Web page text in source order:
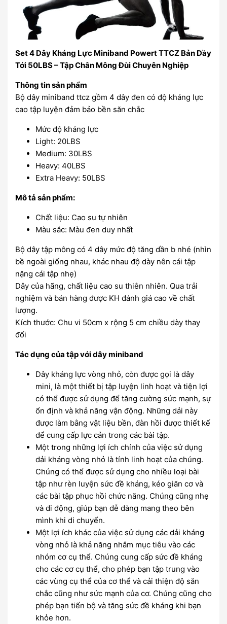
Set 4 Dây Kháng Lực Miniband Powert TTCZ Bản Dầy
Tới 50LBS – Tập Chân Mông Đùi Chuyên Nghiệp
Thông tin sản phẩm
Bộ dây miniband ttcz gồm 4 dây đen có độ kháng lực
cao tập luyện đảm bảo bền săn chắc
Mức độ kháng lực
Light: 20LBS
Medium: 30LBS
Heavy: 40LBS
Extra Heavy: 50LBS
Mô tả sản phẩm:
Chất liệu: Cao su tự nhiên
Màu sắc: Màu đen duy nhất
Bộ dây tập mông có 4 dây mức độ tăng dần b nhé (nhìn
bề ngoài giống nhau, khác nhau độ dày nên cái tập
nặng cái tập nhẹ)
Dây của hãng, chất liệu cao su thiên nhiên. Qua trải
nghiệm và bán hàng được KH đánh giá cao về chất
lượng.
Kích thước: Chu vi 50cm x rộng 5 cm chiều dày thay
đổi
Tác dụng của tập với dây miniband
Dây kháng lực vòng nhỏ, còn được gọi là dây
mini, là một thiết bị tập luyện linh hoạt và tiện lợi
có thể được sử dụng để tăng cường sức mạnh, sự
ổn định và khả năng vận động. Những dải này
được làm bằng vật liệu bền, đàn hồi được thiết kế
để cung cấp lực cản trong các bài tập.
Một trong những lợi ích chính của việc sử dụng
dải kháng vòng nhỏ là tính linh hoạt của chúng.
Chúng có thể được sử dụng cho nhiều loại bài
tập như rèn luyện sức đề kháng, kéo giãn cơ và
các bài tập phục hồi chức năng. Chúng cũng nhẹ
và di động, giúp bạn dễ dàng mang theo bên
mình khi di chuyển.
Một lợi ích khác của việc sử dụng các dải kháng
vòng nhỏ là khả năng nhắm mục tiêu vào các
nhóm cơ cụ thể. Chúng cung cấp sức đề kháng
cho các cơ cụ thể, cho phép bạn tập trung vào
các vùng cụ thể của cơ thể và cải thiện độ săn
chắc cũng như sức mạnh của cơ. Chúng cũng cho
phép bạn tiến bộ và tăng sức đề kháng khi bạn
khỏe hơn.